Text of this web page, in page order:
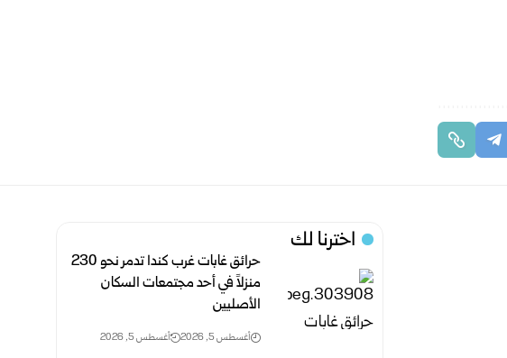
اخترنا لك
حرائق غابات غرب كندا تدمر نحو 230
منزلاً في أحد مجتمعات السكان
الأصليين
أغسطس 5, 2026 أغسطس 5, 2026